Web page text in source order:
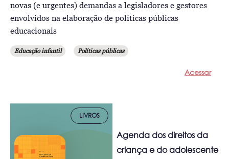
novas (e urgentes) demandas a legisladores e gestores
envolvidos na elaboração de políticas públicas
educacionais
Educação infantil Políticas públicas
Acessar
LIVROS
Agenda dos direitos da
criança e do adolescente